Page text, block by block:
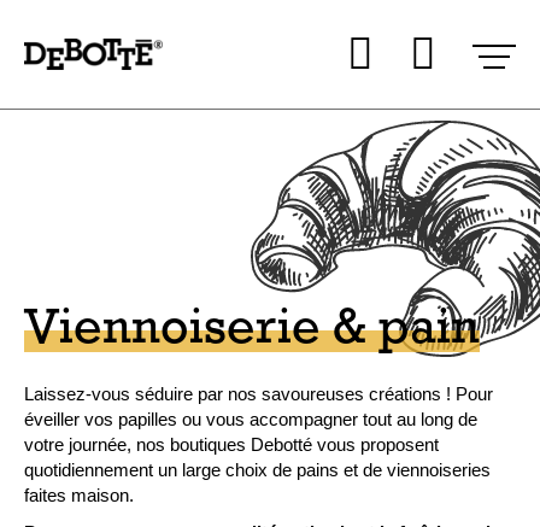
au
menu
contenu
Mon
Viennoiserie & pain
Laissez-vous séduire par nos savoureuses créations ! Pour
éveiller vos papilles ou vous accompagner tout au long de
votre journée, nos boutiques Debotté vous proposent
quotidiennement un large choix de pains et de viennoiseries
faites maison.